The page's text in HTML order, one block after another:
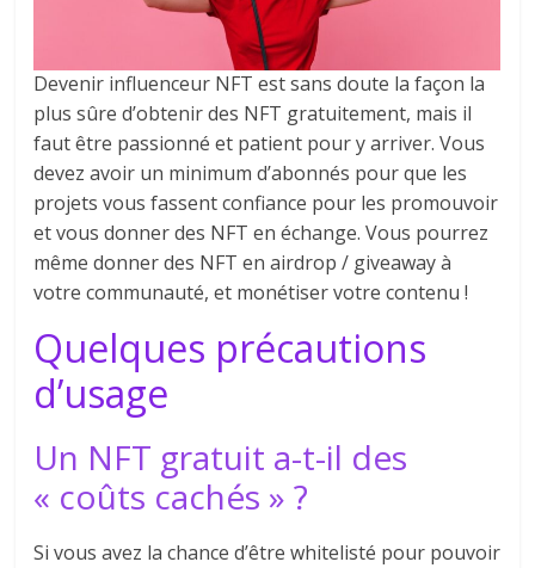
Devenir influenceur NFT est sans doute la façon la
plus sûre d’obtenir des NFT gratuitement, mais il
faut être passionné et patient pour y arriver. Vous
devez avoir un minimum d’abonnés pour que les
projets vous fassent confiance pour les promouvoir
et vous donner des NFT en échange. Vous pourrez
même donner des NFT en airdrop / giveaway à
votre communauté, et monétiser votre contenu !
Quelques précautions
d’usage
Un NFT gratuit a-t-il des
« coûts cachés » ?
Si vous avez la chance d’être whitelisté pour pouvoir